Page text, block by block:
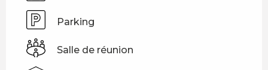
Parking
Salle de réunion